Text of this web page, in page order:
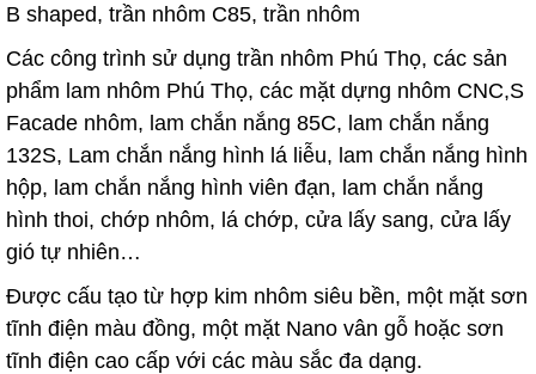
B shaped, trần nhôm C85, trần nhôm
Các công trình sử dụng trần nhôm Phú Thọ, các sản
phẩm lam nhôm Phú Thọ, các mặt dựng nhôm CNC,S
Facade nhôm, lam chắn nắng 85C, lam chắn nắng
132S, Lam chắn nắng hình lá liễu, lam chắn nắng hình
hộp, lam chắn nắng hình viên đạn, lam chắn nắng
hình thoi, chớp nhôm, lá chớp, cửa lấy sang, cửa lấy
gió tự nhiên…
Được cấu tạo từ hợp kim nhôm siêu bền, một mặt sơn
tĩnh điện màu đồng, một mặt Nano vân gỗ hoặc sơn
tĩnh điện cao cấp với các màu sắc đa dạng.